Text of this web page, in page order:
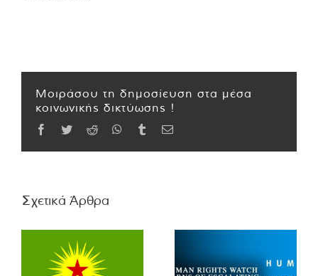
Μοιράσου τη δημοσίευση στα μέσα
κοινωνικής δικτύωσης !
Facebook
TwitterReddit WhatsApp
TumblrEmail
Σχετικά Άρθρα